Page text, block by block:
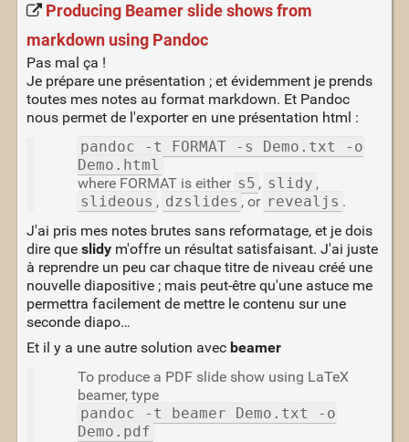
Producing Beamer slide shows from
markdown using Pandoc
Pas mal ça !
Je prépare une présentation ; et évidemment je prends
toutes mes notes au format markdown. Et Pandoc
nous permet de l'exporter en une présentation html :
pandoc -t FORMAT -s Demo.txt -o
Demo.html
where FORMAT is either s5 , slidy ,
slideous , dzslides , or revealjs .
J'ai pris mes notes brutes sans reformatage, et je dois
dire que slidym'offre un résultat satisfaisant. J'ai juste
à reprendre un peu car chaque titre de niveau créé une
nouvelle diapositive ; mais peut-être qu'une astuce me
permettra facilement de mettre le contenu sur une
seconde diapo…
Et il y a une autre solution avec beamer
To produce a PDF slide show using LaTeX
beamer, type
pandoc -t beamer Demo.txt -o
Demo.pdf